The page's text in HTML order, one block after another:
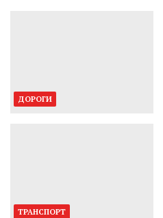
ДОРОГИ
ТРАНСПОРТ